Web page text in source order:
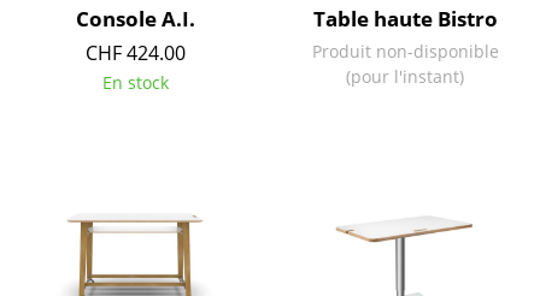
Buffets & Commodes
Garde-robes
Petits rangements
Console A.I.
CHF 424.00
En stock
Table haute Bistro
Produit non-disponible
(pour l'instant)